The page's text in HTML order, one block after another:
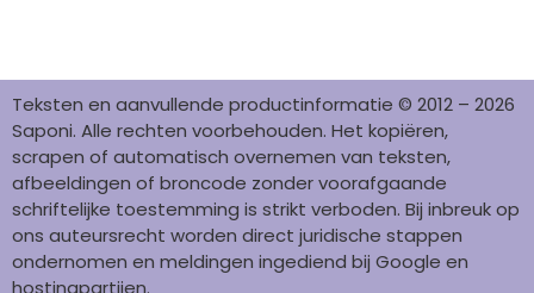
Teksten en aanvullende productinformatie © 2012 – 2026
Saponi. Alle rechten voorbehouden. Het kopiëren,
scrapen of automatisch overnemen van teksten,
afbeeldingen of broncode zonder voorafgaande
schriftelijke toestemming is strikt verboden. Bij inbreuk op
ons auteursrecht worden direct juridische stappen
ondernomen en meldingen ingediend bij Google en
hostingpartijen.